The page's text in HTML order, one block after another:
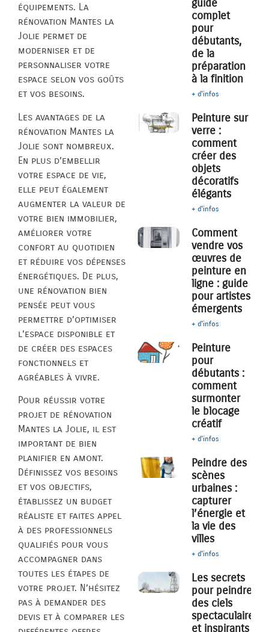
équipements. La
rénovation Mantes la
Jolie permet de
moderniser et de
personnaliser votre
espace selon vos goûts
et vos besoins.
Les avantages de la
rénovation Mantes la
Jolie sont nombreux.
En plus d’embellir
votre espace de vie,
elle peut également
augmenter la valeur de
votre bien immobilier,
améliorer votre
confort au quotidien
et réduire vos dépenses
énergétiques. De plus,
une rénovation bien
pensée peut vous
permettre d’optimiser
l’espace disponible et
de créer des espaces
fonctionnels et
agréables à vivre.
Pour réussir votre
projet de rénovation
Mantes la Jolie, il est
important de bien
planifier en amont.
Définissez vos besoins
et vos objectifs,
établissez un budget
réaliste et faites appel
à des professionnels
qualifiés pour vous
accompagner dans
toutes les étapes de
votre projet. N’hésitez
pas à demander des
devis et à comparer les
guide
complet
pour
débutants,
de la
préparation
à la finition
+ d'infos
Peinture sur
verre :
comment
créer des
objets
décoratifs
élégants
+ d'infos
Comment
vendre vos
œuvres de
peinture en
ligne : guide
pour artistes
émergents
+ d'infos
Peinture
pour
débutants :
comment
surmonter
le blocage
créatif
+ d'infos
Peindre des
scènes
urbaines :
capturer
l’énergie et
la vie des
villes
+ d'infos
Les secrets
pour peindre
des ciels
spectaculaires
et inspirants